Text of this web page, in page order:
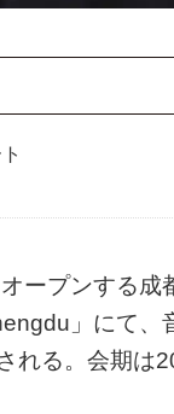
ープンする
」にて
れる。会期は